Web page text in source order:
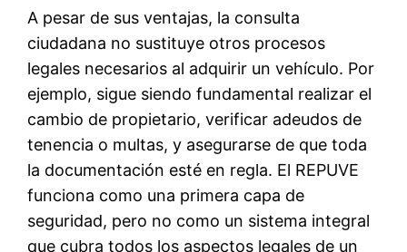
A pesar de sus ventajas, la consulta
ciudadana no sustituye otros procesos
legales necesarios al adquirir un vehículo. Por
ejemplo, sigue siendo fundamental realizar el
cambio de propietario, verificar adeudos de
tenencia o multas, y asegurarse de que toda
la documentación esté en regla. El REPUVE
funciona como una primera capa de
seguridad, pero no como un sistema integral
que cubra todos los aspectos legales de un